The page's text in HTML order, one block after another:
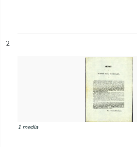
2
1 media